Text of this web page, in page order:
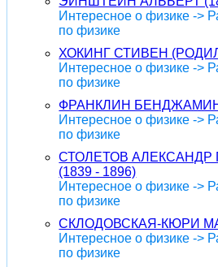
Интересное о физике ->
по физике
ХОКИНГ СТИВЕН
Интересное о физике ->
по физике
ФРАНКЛИН БЕНДЖАМИН
Интересное о физике ->
по физике
СТОЛЕТОВ АЛЕКСАНДР
(1839 - 1896)
Интересное о физике ->
по физике
СКЛОДОВСКАЯ-КЮРИ
Интересное о физике ->
по физике